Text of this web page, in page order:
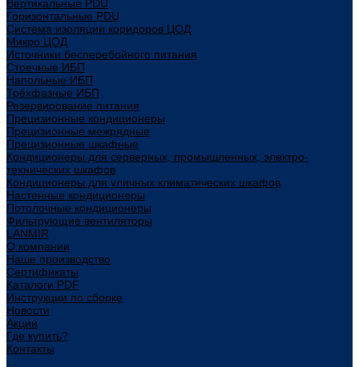
Вертикальные PDU
Горизонтальные PDU
Система изоляции коридоров ЦОД
Микро ЦОД
Источники бесперебойного питания
Стоечные ИБП
Напольные ИБП
Трёхфазные ИБП
Резервирование питания
Прецизионные кондиционеры
Прецизионные межрядные
Прецизионные шкафные
Кондиционеры для серверных, промышленных, электро-
технических шкафов
Кондиционеры для уличных климатических шкафов
Настенные кондиционеры
Потолочные кондиционеры
Фильтрующие вентиляторы
LANMIR
О компании
Наше производство
Сертификаты
Каталоги PDF
Инструкции по сборке
Новости
Акции
Где купить?
Контакты